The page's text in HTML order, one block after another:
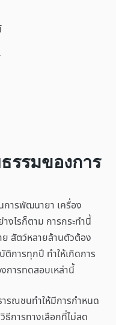
รรมของการ
ารพัฒนายา เครื่อง
งไรก็ตาม การกระทำนี้
สัตว์หลายล้านตัวต้อง
การทุกปี ทำให้เกิดการ
การทดสอบเหล่านี้
รณชนทำให้มีการกำหนด
ธีการทางเลือกที่ไม่ลด